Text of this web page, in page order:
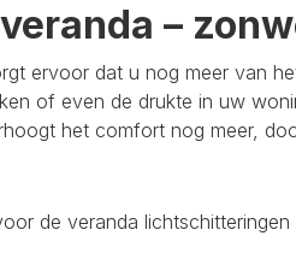
–
ervoor dat u nog meer van
of even de drukte in uw
het comfort nog meer,
de veranda